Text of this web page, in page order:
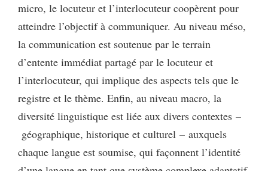
micro, le locuteur et l’interlocuteur coopèrent pour
atteindre l’objectif à communiquer. Au niveau méso,
la communication est soutenue par le terrain
d’entente immédiat partagé par le locuteur et
l’interlocuteur, qui implique des aspects tels que le
registre et le thème. Enfin, au niveau macro, la
diversité linguistique est liée aux divers contextes –
géographique, historique et culturel – auxquels
chaque langue est soumise, qui façonnent l’identité